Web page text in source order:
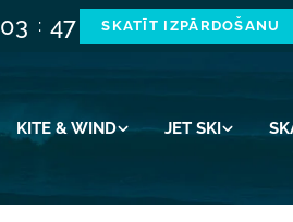
03 46 SKATĪT IZPĀRDOŠANU
KITE & WIND JET SKI